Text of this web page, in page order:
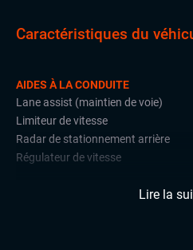
Caractéristiques du
AIDES À LA CONDUITE
Lane assist (maintien de voie)
Limiteur de vitesse
Radar de stationnement arrière
Régulateur de vitesse
Lire la